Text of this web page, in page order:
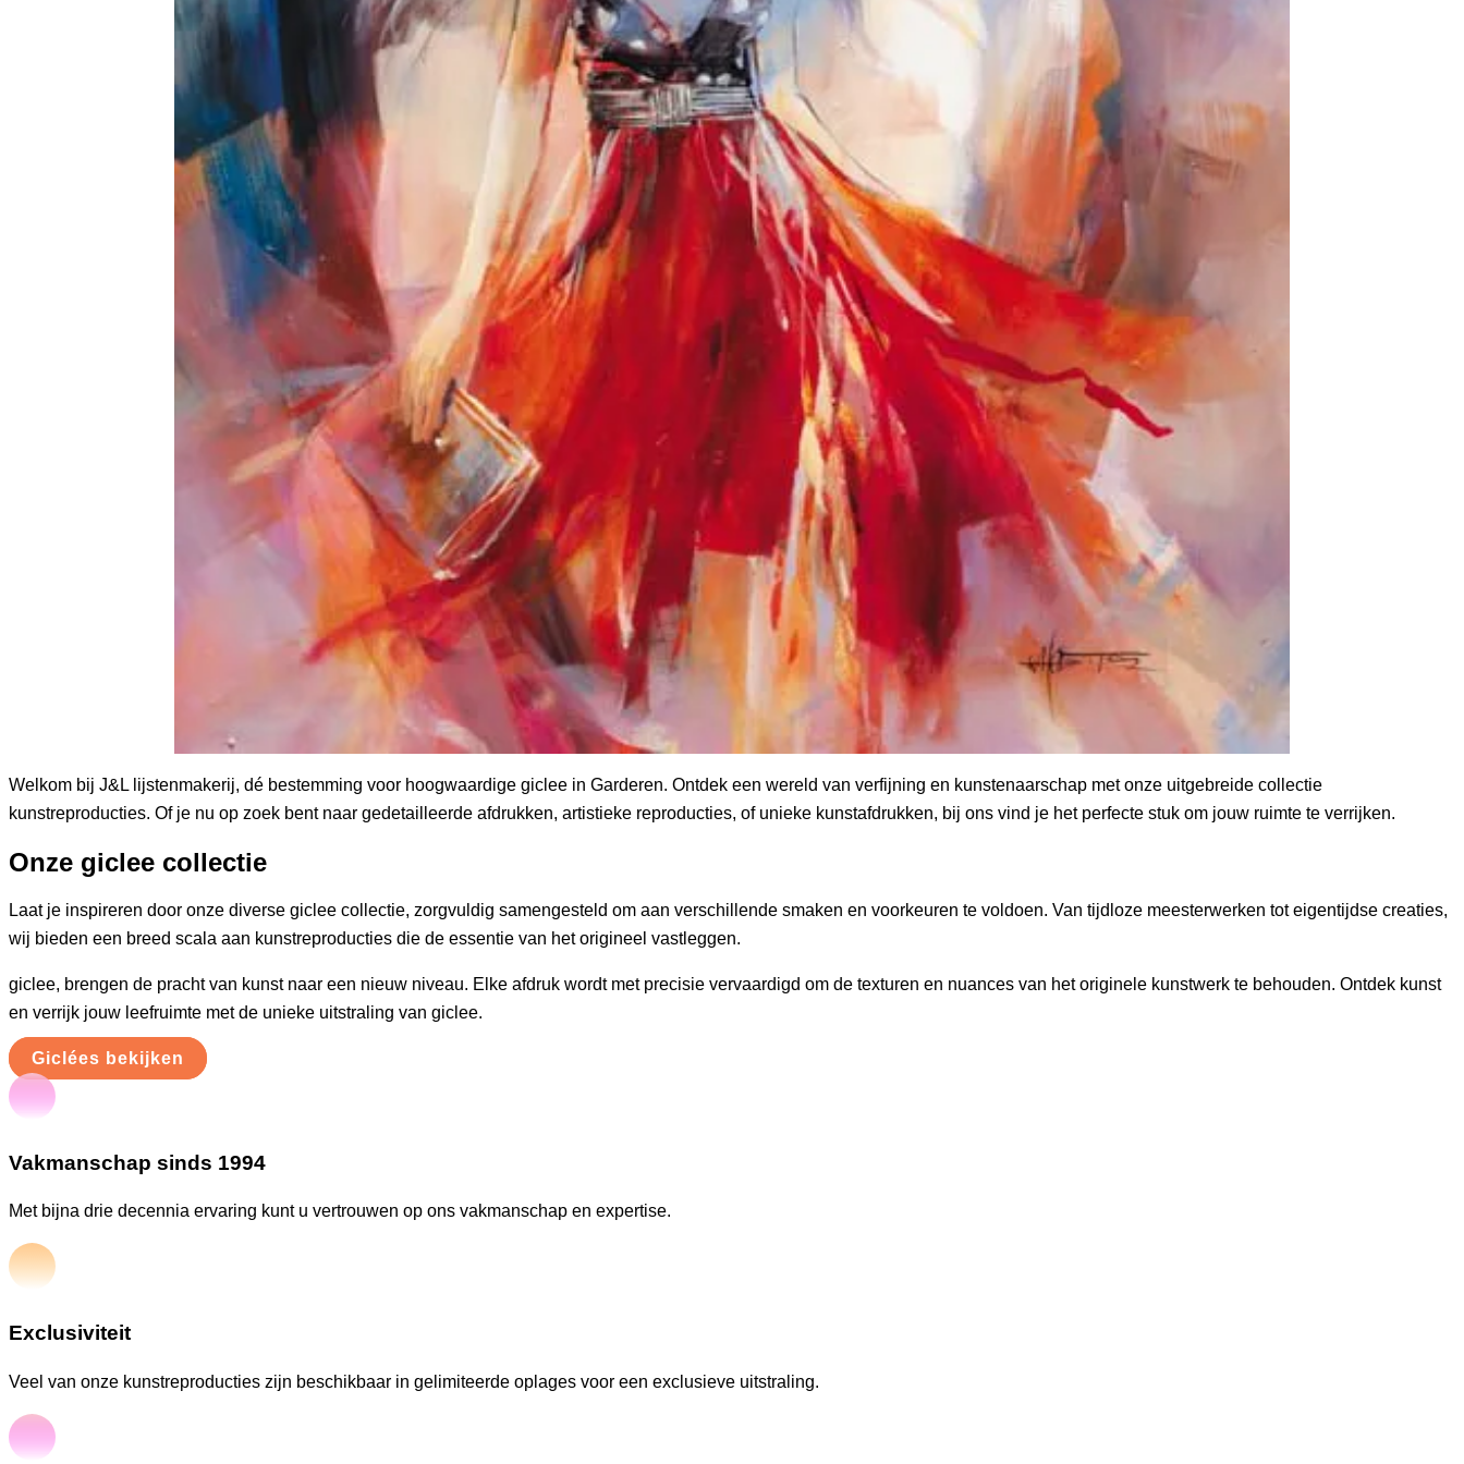
Welkom bij J&L lijstenmakerij, dé bestemming voor hoogwaardige giclee in Garderen. Ontdek een wereld van verfijning en kunstenaarschap met onze uitgebreide collectie
kunstreproducties. Of je nu op zoek bent naar gedetailleerde afdrukken, artistieke reproducties, of unieke kunstafdrukken, bij ons vind je het perfecte stuk om jouw ruimte te verrijken.
Onze giclee collectie
Laat je inspireren door onze diverse giclee collectie, zorgvuldig samengesteld om aan verschillende smaken en voorkeuren te voldoen. Van tijdloze meesterwerken tot eigentijdse creaties,
wij bieden een breed scala aan kunstreproducties die de essentie van het origineel vastleggen.
giclee, brengen de pracht van kunst naar een nieuw niveau. Elke afdruk wordt met precisie vervaardigd om de texturen en nuances van het originele kunstwerk te behouden. Ontdek kunst
en verrijk jouw leefruimte met de unieke uitstraling van giclee.
Giclées bekijken
Vakmanschap sinds 1994
Met bijna drie decennia ervaring kunt u vertrouwen op ons vakmanschap en expertise.
Exclusiviteit
Veel van onze kunstreproducties zijn beschikbaar in gelimiteerde oplages voor een exclusieve uitstraling.